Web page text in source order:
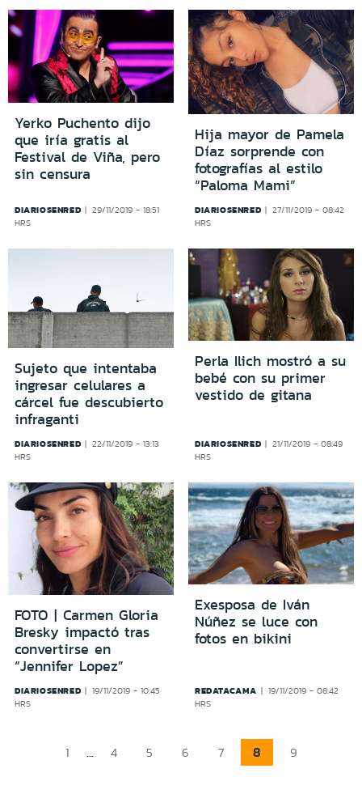
Yerko Puchento dijo
que iría gratis al
Festival de Viña, pero
sin censura
DIARIOSENRED
29/11/2019 - 18:51
HRS
Hija mayor de Pamela
Díaz sorprende con
fotografías al estilo
“Paloma Mami”
DIARIOSENRED
27/11/2019 - 08:42
HRS
Sujeto que intentaba
ingresar celulares a
cárcel fue descubierto
infraganti
DIARIOSENRED
22/11/2019 - 13:13
HRS
Perla Ilich mostró a su
bebé con su primer
vestido de gitana
DIARIOSENRED
21/11/2019 - 08:49
HRS
FOTO | Carmen Gloria
Bresky impactó tras
convertirse en
“Jennifer Lopez”
DIARIOSENRED
19/11/2019 - 10:45
HRS
Exesposa de Iván
Núñez se luce con
fotos en bikini
REDATACAMA
19/11/2019 - 08:42
HRS
1 ... 4 5 6 7 8 9